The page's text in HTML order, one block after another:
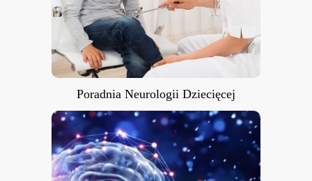
Poradnia Neurologii Dziecięcej